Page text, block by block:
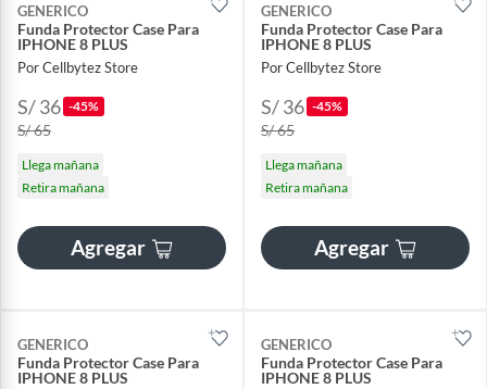
GENERICO
Funda Protector Case Para
IPHONE 8 PLUS
Por Cellbytez Store
S/ 36 -45%
S/ 65
Llega mañana
Retira mañana
Agregar
GENERICO
Funda Protector Case Para
IPHONE 8 PLUS
Por Cellbytez Store
S/ 36 -45%
S/ 65
Llega mañana
Retira mañana
Agregar
GENERICO
Funda Protector Case Para
IPHONE 8 PLUS
GENERICO
Funda Protector Case Para
IPHONE 8 PLUS